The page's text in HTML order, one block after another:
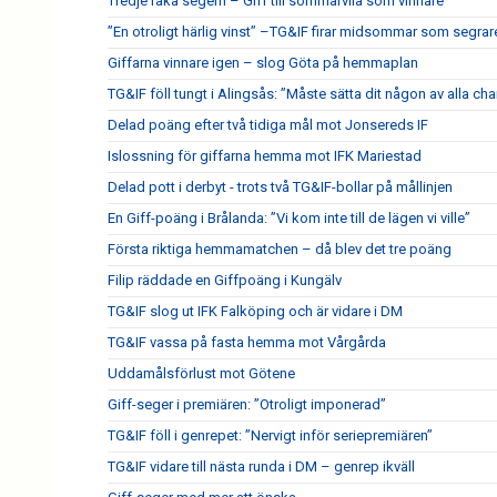
”En otroligt härlig vinst” –TG&IF firar midsommar som
Giffarna vinnare igen – slog Göta på hemmaplan
TG&IF föll tungt i Alingsås: ”Måste sätta dit någon av alla
Delad poäng efter två tidiga mål mot Jonsereds IF
Islossning för giffarna hemma mot IFK Mariestad
Delad pott i derbyt - trots två TG&IF-bollar på mållinjen
En Giff-poäng i Brålanda: ”Vi kom inte till de lägen vi ville”
Första riktiga hemmamatchen – då blev det tre poäng
Filip räddade en Giffpoäng i Kungälv
TG&IF slog ut IFK Falköping och är vidare i DM
TG&IF vassa på fasta hemma mot Vårgårda
Uddamålsförlust mot Götene
Giff-seger i premiären: ”Otroligt imponerad”
TG&IF föll i genrepet: ”Nervigt inför seriepremiären”
TG&IF vidare till nästa runda i DM – genrep ikväll